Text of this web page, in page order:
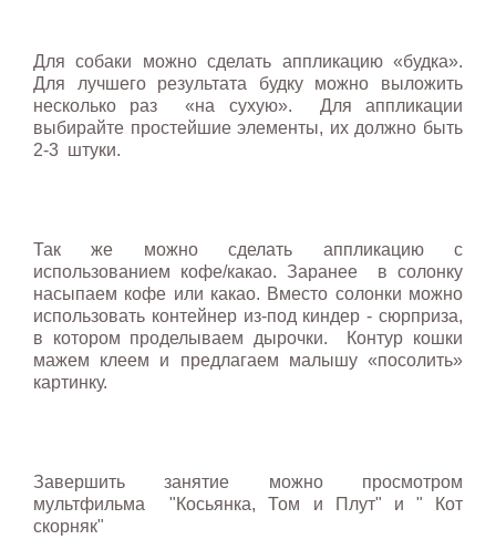
Для собаки можно сделать аппликацию «будка».
Для лучшего результата будку можно выложить
несколько раз «на сухую». Для аппликации
выбирайте простейшие элементы, их должно быть
2-3 штуки.
Так же можно сделать аппликацию с
использованием кофе/какао. Заранее в солонку
насыпаем кофе или какао. Вместо солонки можно
использовать контейнер из-под киндер - сюрприза,
в котором проделываем дырочки. Контур кошки
мажем клеем и предлагаем малышу «посолить»
картинку.
Завершить занятие можно просмотром
мультфильма "Косьянка, Том и Плут" и " Кот
скорняк"